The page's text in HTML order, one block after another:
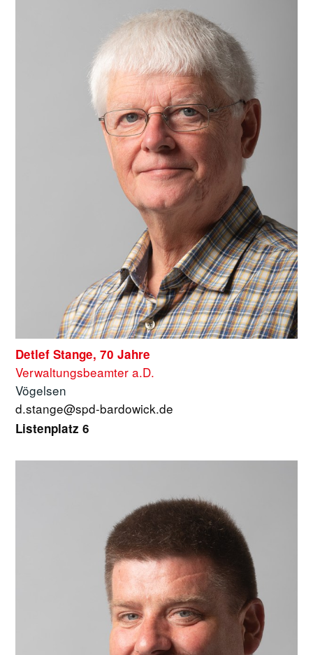
Detlef Stange, 70 Jahre
Verwaltungsbeamter a.D.
Vögelsen
d.stange@spd-bardowick.de
Listenplatz 6